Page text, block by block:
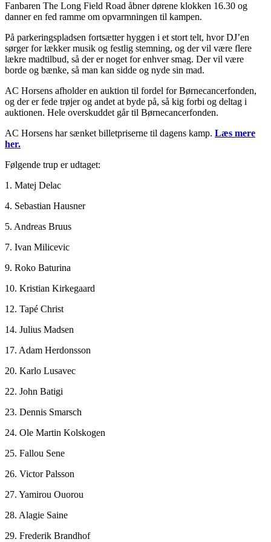
Fanbaren The Long Field Road åbner dørene klokken 16.30 og
danner en fed ramme om opvarmningen til kampen.
På parkeringspladsen fortsætter hyggen i et stort telt, hvor DJ’en
sørger for lækker musik og festlig stemning, og der vil være flere
lækre madtilbud, så der er noget for enhver smag. Der vil være
borde og bænke, så man kan sidde og nyde sin mad.
AC Horsens afholder en auktion til fordel for Børnecancerfonden,
og der er fede trøjer og andet at byde på, så kig forbi og deltag i
auktionen. Hele overskuddet går til Børnecancerfonden.
AC Horsens har sænket billetpriserne til dagens kamp. Læs mere
her.
Følgende trup er udtaget:
1. Matej Delac
4. Sebastian Hausner
5. Andreas Bruus
7. Ivan Milicevic
9. Roko Baturina
10. Kristian Kirkegaard
12. Tapé Christ
14. Julius Madsen
17. Adam Herdonsson
20. Karlo Lusavec
22. John Batigi
23. Dennis Smarsch
24. Ole Martin Kolskogen
25. Fallou Sene
26. Victor Palsson
27. Yamirou Ouorou
28. Alagie Saine
29. Frederik Brandhof